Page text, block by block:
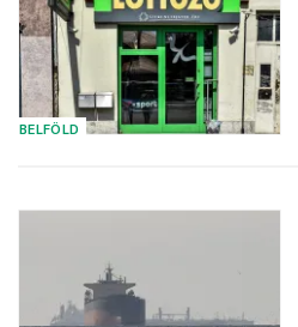
BELFÖLD